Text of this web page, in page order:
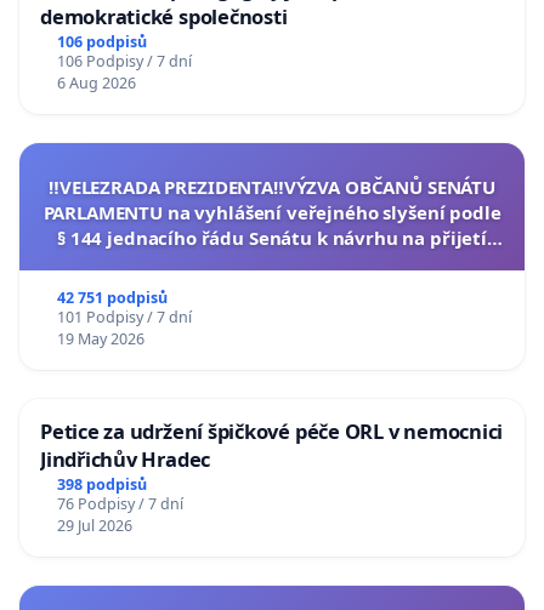
demokratické společnosti
106 podpisů
106 Podpisy / 7 dní
6 Aug 2026
‼️VELEZRADA PREZIDENTA‼️VÝZVA OBČANŮ SENÁTU
PARLAMENTU na vyhlášení veřejného slyšení podle
§ 144 jednacího řádu Senátu k návrhu na přijetí
42 751 podpisů
101 Podpisy / 7 dní
19 May 2026
Petice za udržení špičkové péče ORL v nemocnici
Jindřichův Hradec
398 podpisů
76 Podpisy / 7 dní
29 Jul 2026